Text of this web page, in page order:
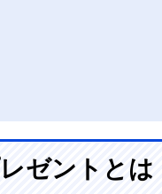
ゼントとは